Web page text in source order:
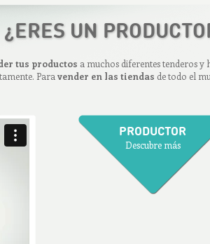
¿ERES UN
tus productos a muchos diferentes tenderos y
Para vender en las tiendas de todo el
PRODUCTOR
Descubre más